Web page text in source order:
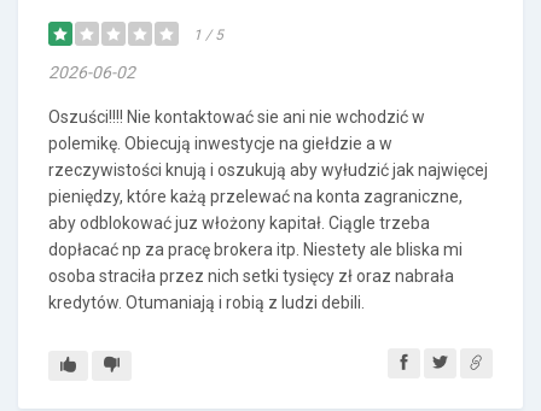
1 / 5
2026-06-02
Oszuści!!!! Nie kontaktować sie ani nie wchodzić w
polemikę. Obiecują inwestycje na giełdzie a w
rzeczywistości knują i oszukują aby wyłudzić jak najwięcej
pieniędzy, które każą przelewać na konta zagraniczne,
aby odblokować juz włożony kapitał. Ciągle trzeba
dopłacać np za pracę brokera itp. Niestety ale bliska mi
osoba straciła przez nich setki tysięcy zł oraz nabrała
kredytów. Otumaniają i robią z ludzi debili.